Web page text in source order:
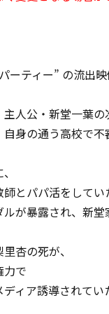
ーティー” の流出映
人公・新堂一葉の
身の通う高校で不
師とパパ活をしてい
が暴露され、新堂
杏の死が、
力で
ィア誘導されてい